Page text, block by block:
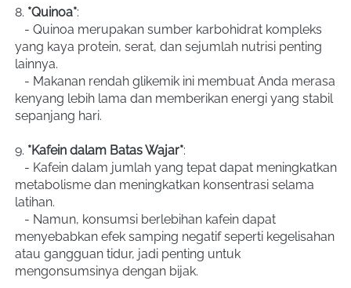
8. *Quinoa*:
yang kaya protein, serat, dan sejumlah nutrisi penting
lainnya.
kenyang lebih lama dan memberikan energi yang stabil
sepanjang hari.
9. *Kafein dalam Batas Wajar*:
metabolisme dan meningkatkan konsentrasi selama
latihan.
menyebabkan efek samping negatif seperti kegelisahan
atau gangguan tidur, jadi penting untuk
mengonsumsinya dengan bijak.